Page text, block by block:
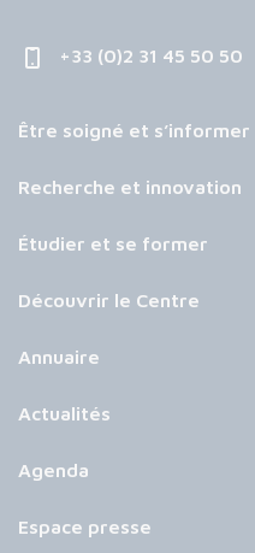
+33 (0)2 31 45 50 50
Être soigné et s’informer
Recherche et innovation
Étudier et se former
Découvrir le Centre
Annuaire
Actualités
Agenda
Espace presse